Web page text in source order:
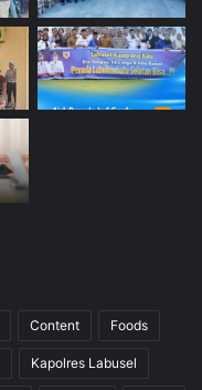
Content Foods
Kapolres Labusel